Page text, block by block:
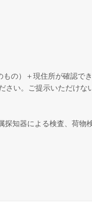
）＋現住所が確認で
い。ご提示いただけ
知器による検査、荷物